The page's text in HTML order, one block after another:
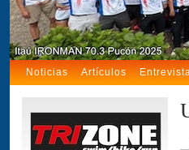
Noticias Artículos